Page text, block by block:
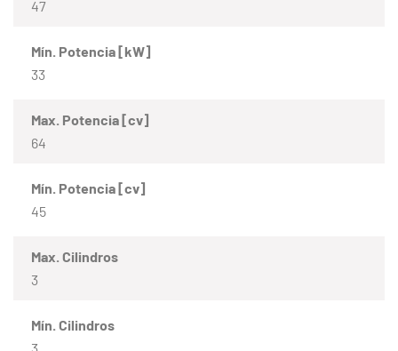
47
Mín. Potencia [kW]
33
Max. Potencia [cv]
64
Mín. Potencia [cv]
45
Max. Cilindros
3
Mín. Cilindros
3